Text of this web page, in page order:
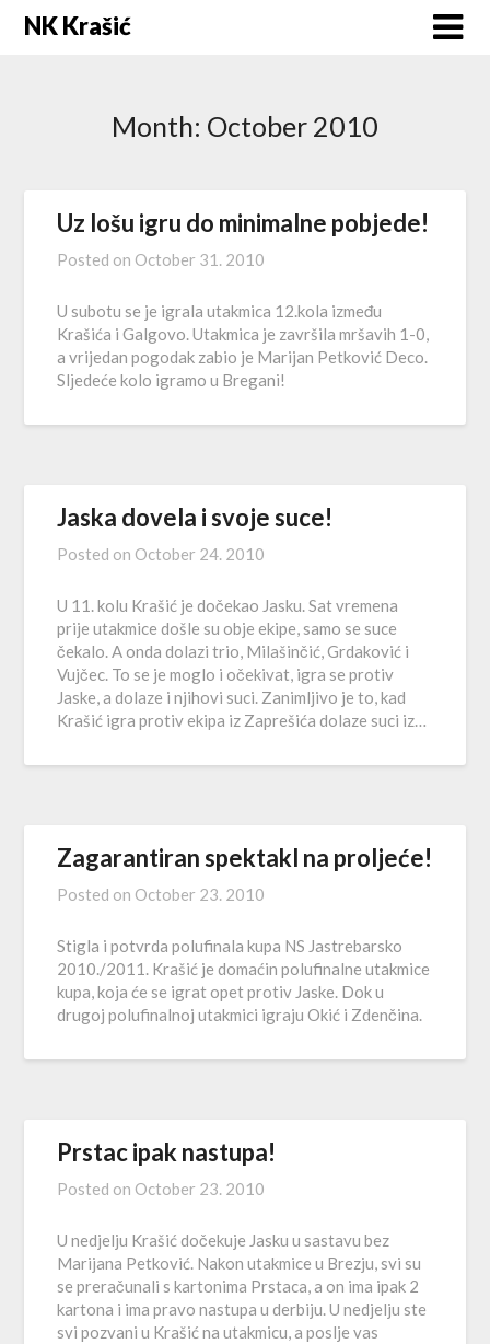
SkipNK Krašić
Month: October 2010
Uz lošu igru do minimalne pobjede!
Posted on October 31. 2010
U subotu se je igrala utakmica 12.kola između
Krašića i Galgovo. Utakmica je završila mršavih 1-0,
a vrijedan pogodak zabio je Marijan Petković Deco.
Sljedeće kolo igramo u Bregani!
Jaska dovela i svoje suce!
Posted on October 24. 2010
U 11. kolu Krašić je dočekao Jasku. Sat vremena
prije utakmice došle su obje ekipe, samo se suce
čekalo. A onda dolazi trio, Milašinčić, Grdaković i
Vujčec. To se je moglo i očekivat, igra se protiv
Jaske, a dolaze i njihovi suci. Zanimljivo je to, kad
Krašić igra protiv ekipa iz Zaprešića dolaze suci iz…
Zagarantiran spektakl na proljeće!
Posted on October 23. 2010
Stigla i potvrda polufinala kupa NS Jastrebarsko
2010./2011. Krašić je domaćin polufinalne utakmice
kupa, koja će se igrat opet protiv Jaske. Dok u
drugoj polufinalnoj utakmici igraju Okić i Zdenčina.
Prstac ipak nastupa!
Posted on October 23. 2010
U nedjelju Krašić dočekuje Jasku u sastavu bez
Marijana Petković. Nakon utakmice u Brezju, svi su
se preračunali s kartonima Prstaca, a on ima ipak 2
kartona i ima pravo nastupa u derbiju. U nedjelju ste
svi pozvani u Krašić na utakmicu, a poslje vas